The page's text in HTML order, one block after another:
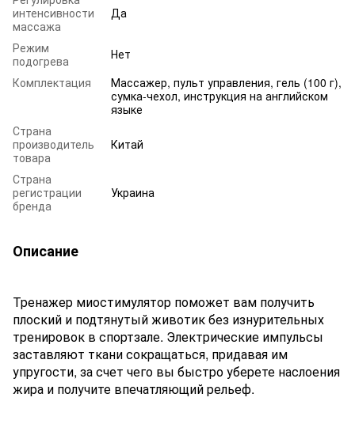
интенсивности
массажа
Да
Режим
подогрева
Нет
Комплектация
Массажер, пульт управления, гель (100 г),
сумка-чехол, инструкция на английском
языке
Страна
производитель
товара
Китай
Страна
регистрации
бренда
Украина
Описание
Тренажер миостимулятор поможет вам получить
плоский и подтянутый животик без изнурительных
тренировок в спортзале. Электрические импульсы
заставляют ткани сокращаться, придавая им
упругости, за счет чего вы быстро уберете наслоения
жира и получите впечатляющий рельеф.